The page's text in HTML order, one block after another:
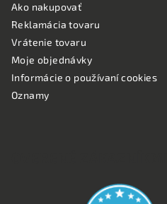
Ako nakupovať
Reklamácia tovaru
Vrátenie tovaru
Moje objednávky
Informácie o používaní cookies
Oznamy